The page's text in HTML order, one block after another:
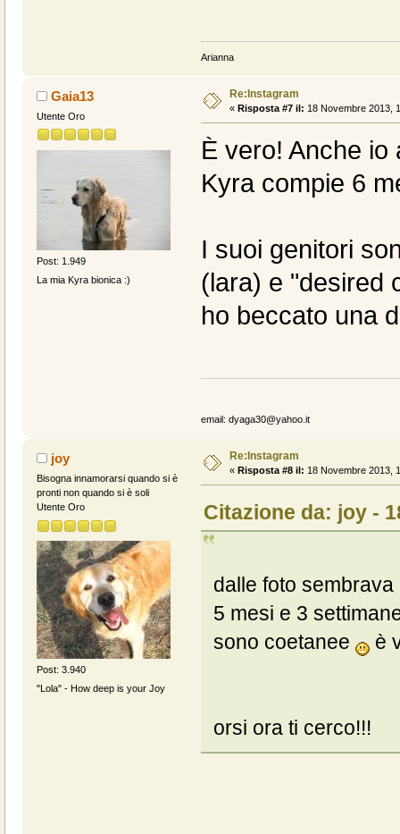
Arianna
Gaia13
Utente Oro
Post: 1.949
La mia Kyra bionica :)
Re:Instagram
« Risposta #7 il: 18 Novembre 2013,
È vero! Anche
Kyra compie 6
I suoi genitori
(lara) e "desired
ho beccato una
email: dyaga30@yahoo.it
joy
Bisogna innamorarsi quando si è
pronti non quando si è soli
Utente Oro
Post: 3.940
"Lola" - How deep is your Joy
Re:Instagram
« Risposta #8 il: 18 Novembre 2013,
Citazione da: joy -
dalle foto
5 mesi e 3
sono coetanee
è
orsi ora ti cerco!!!